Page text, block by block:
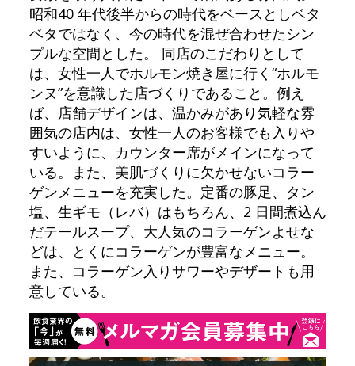
昭和40 年代後半からの時代をベースとしベタ
ベタではなく、今の時代を混ぜ合わせたシン
プルな空間とした。 同店のこだわりとして
は、女性一人でホルモン焼き屋に行く“ホルモ
ンヌ”を意識した店づくりであること。例え
ば、店舗デザインは、温かみがあり気軽な雰
囲気の店内は、女性一人のお客様でも入りや
すいように、カウンター席がメインになって
いる。また、美肌づくりに欠かせないコラー
ゲンメニューを充実した。定番の豚足、タン
塩、生ギモ（レバ）はもちろん、2 日間煮込ん
だテールスープ、大人気のコラーゲンよせな
どは、とくにコラーゲンが豊富なメニュー。
また、コラーゲン入りサワーやデザートも用
意している。